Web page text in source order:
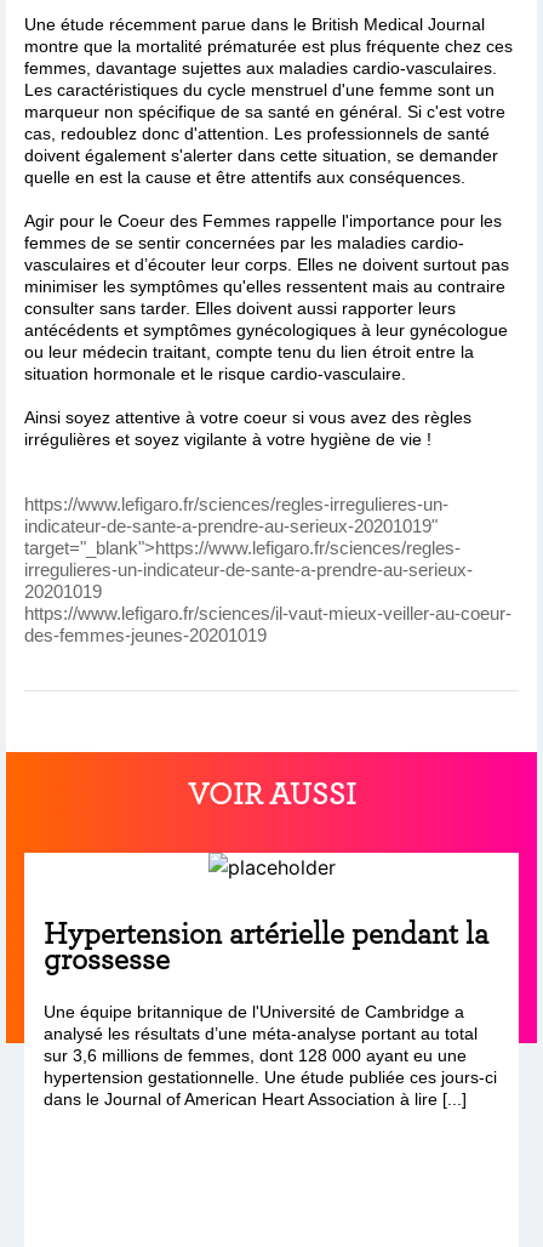
Une étude récemment parue dans le British Medical Journal
montre que la mortalité prématurée est plus fréquente chez ces
femmes, davantage sujettes aux maladies cardio-vasculaires.
Les caractéristiques du cycle menstruel d'une femme sont un
marqueur non spécifique de sa santé en général. Si c'est votre
cas, redoublez donc d'attention. Les professionnels de santé
doivent également s'alerter dans cette situation, se demander
quelle en est la cause et être attentifs aux conséquences.
Agir pour le Coeur des Femmes rappelle l'importance pour les
femmes de se sentir concernées par les maladies cardio-
vasculaires et d’écouter leur corps. Elles ne doivent surtout pas
minimiser les symptômes qu'elles ressentent mais au contraire
consulter sans tarder. Elles doivent aussi rapporter leurs
antécédents et symptômes gynécologiques à leur gynécologue
ou leur médecin traitant, compte tenu du lien étroit entre la
situation hormonale et le risque cardio-vasculaire.
Ainsi soyez attentive à votre coeur si vous avez des règles
irrégulières et soyez vigilante à votre hygiène de vie !
https://www.lefigaro.fr/sciences/regles-irregulieres-un-
indicateur-de-sante-a-prendre-au-serieux-20201019"
target="_blank">https://www.lefigaro.fr/sciences/regles-
irregulieres-un-indicateur-de-sante-a-prendre-au-serieux-
20201019
https://www.lefigaro.fr/sciences/il-vaut-mieux-veiller-au-coeur-
des-femmes-jeunes-20201019
VOIR AUSSI
Hypertension artérielle pendant la
grossesse
Une équipe britannique de l'Université de Cambridge a
analysé les résultats d’une méta-analyse portant au total
sur 3,6 millions de femmes, dont 128 000 ayant eu une
hypertension gestationnelle. Une étude publiée ces jours-ci
dans le Journal of American Heart Association à lire [...]